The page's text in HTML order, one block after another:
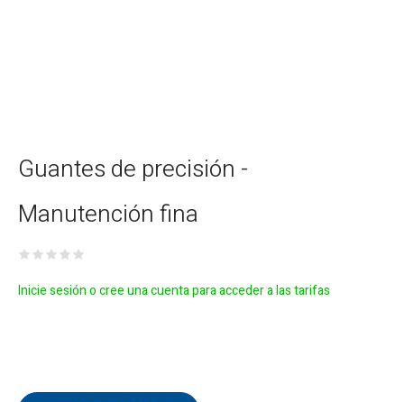
Guantes de precisión -
Manutención fina
Inicie sesión o cree una cuenta para acceder a las tarifas